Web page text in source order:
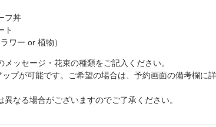
フ丼
ト
ワー or 植物）
ッセージ・花束の種類をご記入ください。
プが可能です。ご希望の場合は、予約画面の備考欄に
なる場合がございますのでご了承ください。